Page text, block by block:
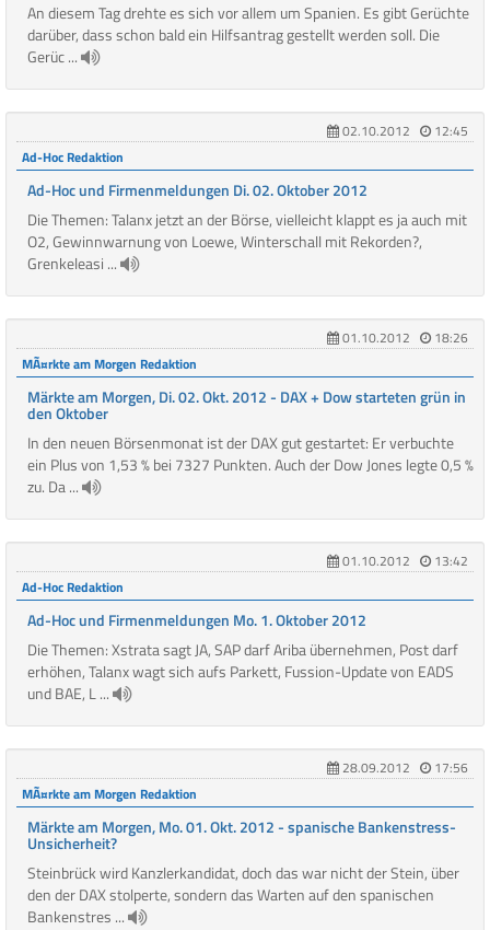
An diesem Tag drehte es sich vor allem um Spanien. Es gibt Gerüchte
darüber, dass schon bald ein Hilfsantrag gestellt werden soll. Die
Gerüc ...
02.10.2012
12:45
Ad-Hoc Redaktion
Ad-Hoc und Firmenmeldungen Di. 02. Oktober 2012
Die Themen: Talanx jetzt an der Börse, vielleicht klappt es ja auch mit
O2, Gewinnwarnung von Loewe, Winterschall mit Rekorden?,
Grenkeleasi ...
01.10.2012
18:26
MÃ¤rkte am Morgen Redaktion
Märkte am Morgen, Di. 02. Okt. 2012 - DAX + Dow starteten grün in
den Oktober
In den neuen Börsenmonat ist der DAX gut gestartet: Er verbuchte
ein Plus von 1,53 % bei 7327 Punkten. Auch der Dow Jones legte 0,5 %
zu. Da ...
01.10.2012
13:42
Ad-Hoc Redaktion
Ad-Hoc und Firmenmeldungen Mo. 1. Oktober 2012
Die Themen: Xstrata sagt JA, SAP darf Ariba übernehmen, Post darf
erhöhen, Talanx wagt sich aufs Parkett, Fussion-Update von EADS
und BAE, L ...
28.09.2012
17:56
MÃ¤rkte am Morgen Redaktion
Märkte am Morgen, Mo. 01. Okt. 2012 - spanische Bankenstress-
Unsicherheit?
Steinbrück wird Kanzlerkandidat, doch das war nicht der Stein, über
den der DAX stolperte, sondern das Warten auf den spanischen
Bankenstres ...